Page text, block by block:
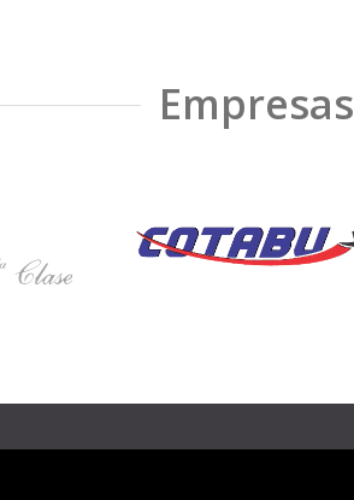
Empresas